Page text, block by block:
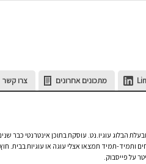
מתכונים אחרונים צרו קשר
הבלוג עוגיו.נט. עוסקת בתוכן אינטרנטי כבר
ותמיד-תמיד תמצאו אצלי עוגה או עוגיות בבית.
על פייסבוק.